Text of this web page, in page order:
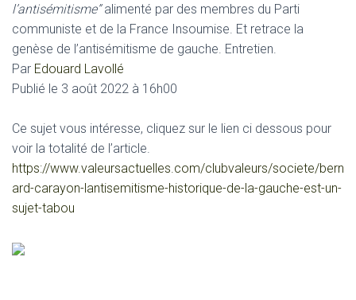
l’antisémitisme”alimenté par des membres du Parti
communiste et de la France Insoumise. Et retrace la
genèse de l’antisémitisme de gauche. Entretien.
Par Edouard Lavollé
Publié le 3 août 2022 à 16h00
Ce sujet vous intéresse, cliquez sur le lien ci dessous pour
voir la totalité de l’article.
https://www.valeursactuelles.com/clubvaleurs/societe/bern
ard-carayon-lantisemitisme-historique-de-la-gauche-est-un-
sujet-tabou